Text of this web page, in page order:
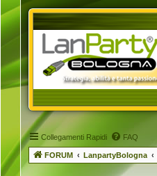
Collegamenti Rapidi FAQ
FORUM LanpartyBologna